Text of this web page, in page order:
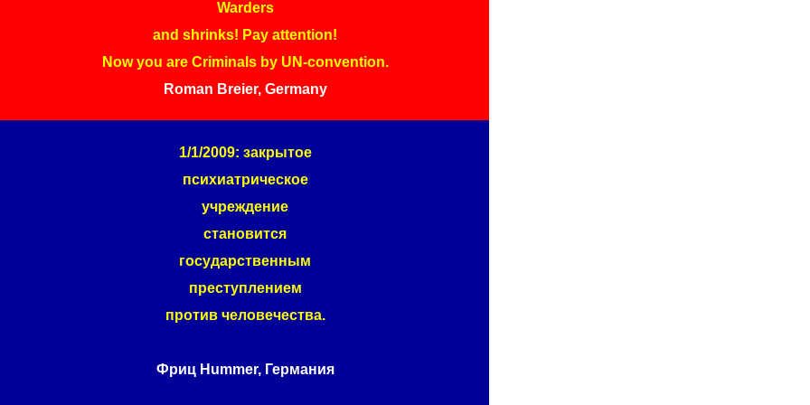
Warders
and shrinks! Pay attention!
Now you are Criminals by UN-convention.
Roman Breier, Germany
1/1/2009: закрытое
психиатрическое
учреждение
становится
государственным
преступлением
против человечества.
Фриц Hummer, Германия